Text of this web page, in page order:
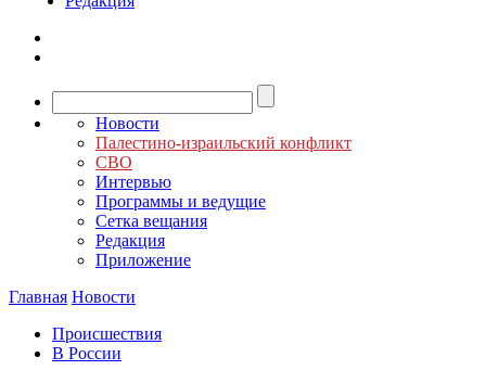
Новости
Палестино-израильский конфликт
СВО
Интервью
Программы и ведущие
Сетка вещания
Редакция
Приложение
Главная Новости
Происшествия
В России